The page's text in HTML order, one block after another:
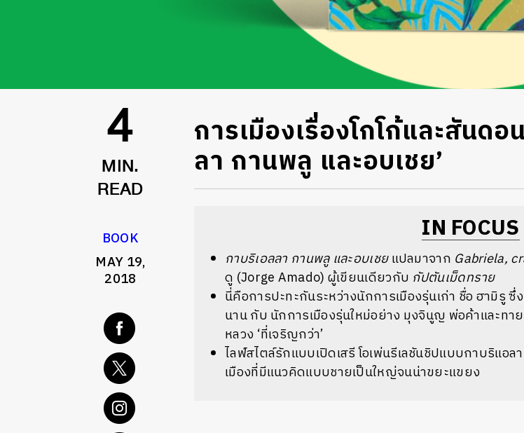
4
MIN.
READ
BOOK
MAY 19,
2018
การเมืองเรื่องโกโก้และสันดอ
ลา กานพลู และอบเชย’
IN FOCUS
กาบริเอลลา กานพลู และอบเชยแปลมาจาก Gabriela,
ดู (Jorge Amado) ผู้เขียนเดียวกับ กัปตันเม็ดทราย
นี่คือการปะทะกันระหว่างนักการเมืองรุ่นเก่า ชื่อ ฮามิรู ซึ่
นาน กับ นักการเมืองรุ่นใหม่อย่าง มุงจินญู พ่อค้าและทา
หลวง ‘ที่เจริญกว่า’
ไลฟ์สไตล์รักแบบเปิดเสรี โอเพ่นรีเลชันชิปแบบกาบริแอ
เมืองที่มีแนวคิดแบบชายเป็นใหญ่จนน่าขยะแขยง